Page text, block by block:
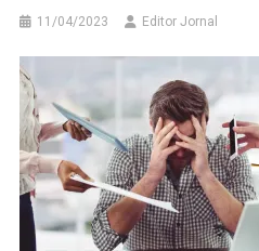
11/04/2023 Editor Jornal